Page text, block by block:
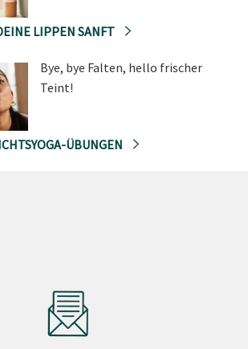
LIPPEN SANFT
Bye, bye Falten, hello frischer
Teint!
ÜBUNGEN